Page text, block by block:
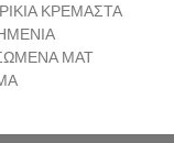
ΚΡΕΜΑΣΤΑ
ΜΑΤ